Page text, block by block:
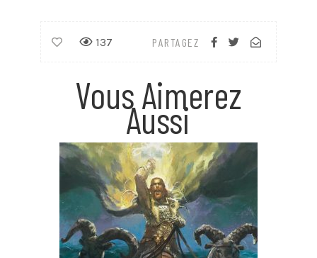
PARTAGEZ
137
Vous Aimerez
Aussi